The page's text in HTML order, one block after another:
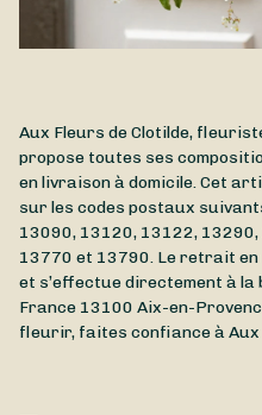
Aux Fleurs de Clotilde,
propose toutes ses
en livraison à domicile. Cet
sur les codes postaux
13090, 13120, 13122,
13770 et 13790. Le retrait
et s’effectue directement à la
France 13100 Aix-en-
fleurir, faites confiance à Aux